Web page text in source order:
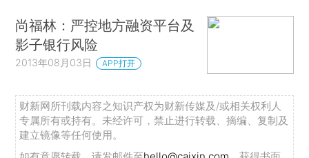
尚福林：严控地方融资平台及
影子银行风险
2013年08月03日 APP打开
财新网所刊载内容之知识产权为财新传媒及/或相关权利人
专属所有或持有。未经许可，禁止进行转载、摘编、复制及
建立镜像等任何使用。